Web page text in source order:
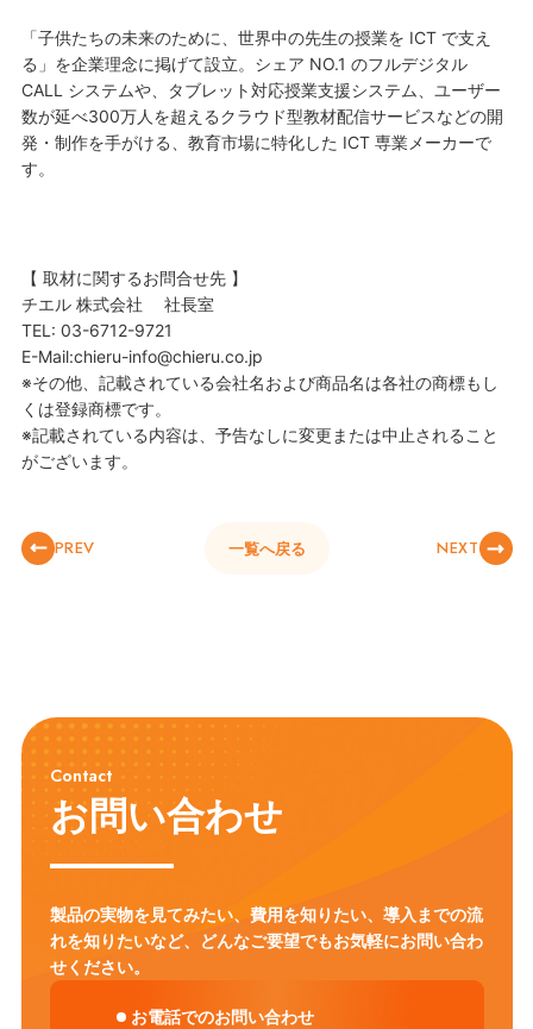
「子供たちの未来のために、世界中の先生の授業を ICT で支え
る」を企業理念に掲げて設立。シェア NO.1 のフルデジタル
CALL システムや、タブレット対応授業支援システム、ユーザー
数が延べ300万人を超えるクラウド型教材配信サービスなどの開
発・制作を手がける、教育市場に特化した ICT 専業メーカーで
す。
【 取材に関するお問合せ先 】
チエル 株式会社 社長室
TEL: 03-6712-9721
E-Mail:chieru-info@chieru.co.jp
※その他、記載されている会社名および商品名は各社の商標もし
くは登録商標です。
※記載されている内容は、予告なしに変更または中止されること
がございます。
PREV 一覧へ戻る NEXT
Contact
お問い合わせ
製品の実物を見てみたい、費用を知りたい、導入までの流
れを知りたいなど、
どんなご要望でもお気軽にお問い合わ
せください。
お電話でのお問い合わせ